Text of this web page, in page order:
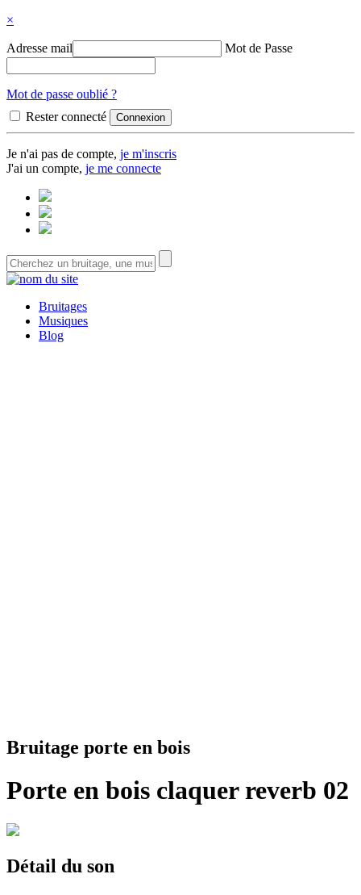
×
Adresse mail Mot de Passe
Mot de passe oublié ?
Rester connecté
Je n'ai pas de compte, je m'inscris
J'ai un compte, je me connecte
Bruitages
Musiques
Blog
Bruitage porte en bois
Porte en bois claquer reverb 02
Détail du son